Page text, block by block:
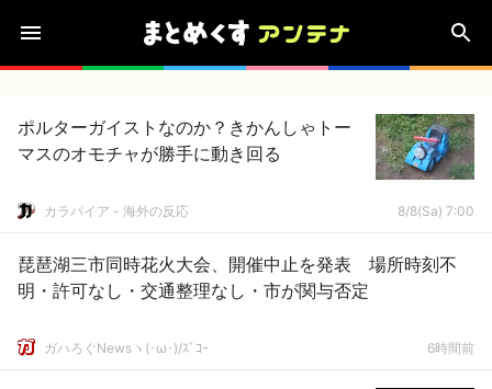
ポルターガイストなのか？きかんしゃトー
マスのオモチャが勝手に動き回る
カラパイア - 海外の反応 8/8(Sa) 7:00
琵琶湖三市同時花火大会、開催中止を発表 場所時刻不
明・許可なし・交通整理なし・市が関与否定
ガハろぐNewsヽ(･ω･)/ｽﾞｺｰ 6時間前